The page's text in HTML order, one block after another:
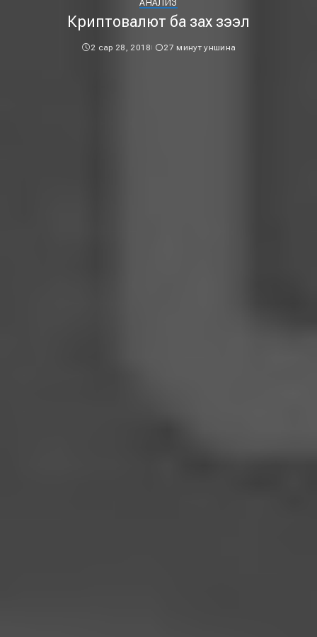
АНАЛИЗ
Криптовалют ба зах зээл
2 сар 28, 2018 27 минут уншина